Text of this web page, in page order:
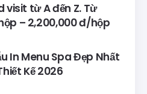
visit từ A đến Z. Từ
– 2,200,000 đ/hộp
In Menu Spa Đẹp Nhất
Kế 2026